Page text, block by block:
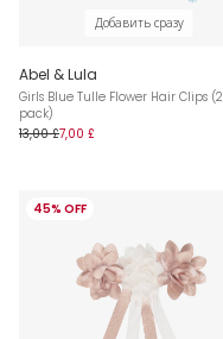
Добавить сразу
Abel & Lula
Girls Blue Tulle Flower Hair Clips (2
pack)
13,00 £7,00 £
45% OFF